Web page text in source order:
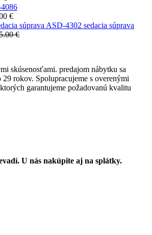
€Price
range:
239.00 €
ASD-4302 sedacia súprava
€
skúsenosťami. predajom nábytku sa
29 rokov. Spolupracujeme s overenými
garantujeme požadovanú kvalitu
U nás nakúpite aj na splátky.